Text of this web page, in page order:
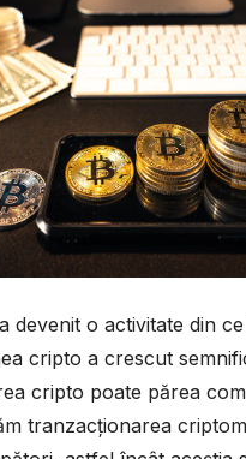
devenit o activitate din
cripto a crescut
cripto poate părea
tranzacționarea